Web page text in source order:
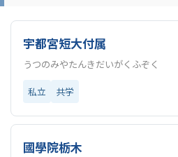
宇都宮短大付属
うつのみやたんきだいがくふぞく
私立 共学
國學院栃木